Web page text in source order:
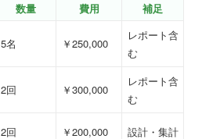
数量 費用
補足
5名 ￥250,000
レポート含
む
2回 ￥300,000
レポート含
む
2回 ￥200,000 設計・集計